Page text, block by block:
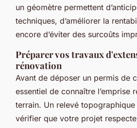
un géomètre permettent
techniques, d’améliorer la
encore d’éviter des surcoûts
Préparer vos travaux
rénovation
Avant de déposer un permis de
essentiel de connaître l’emprise
terrain. Un relevé
vérifier que votre projet